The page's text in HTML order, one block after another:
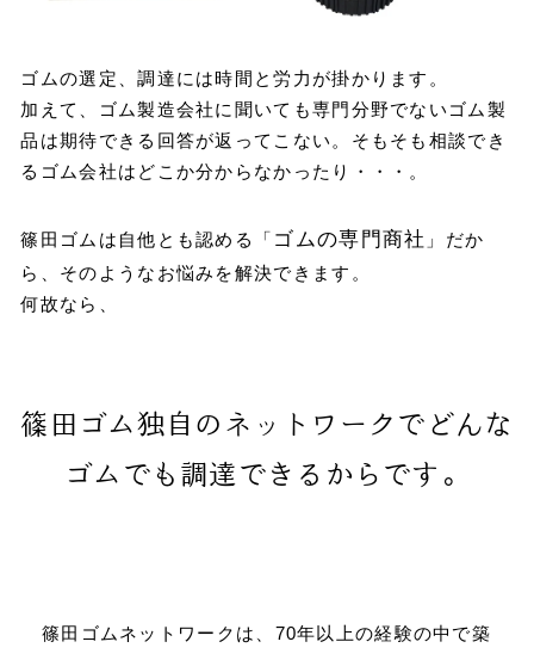
ゴムの選定、調達には時間と労力が掛かります。
加えて、ゴム製造会社に聞いても専門分野でないゴム製
品は期待できる回答が返ってこない。そもそも相談でき
るゴム会社はどこか分からなかったり・・・。
篠田ゴムは自他とも認める「 ゴムの専門商社 」だか
ら、そのようなお悩みを解決できます。
何故なら、
篠田ゴム独自のネットワークでどんな
ゴムでも調達できるからです。
篠田ゴムネットワークは、70年以上の経験の中で築